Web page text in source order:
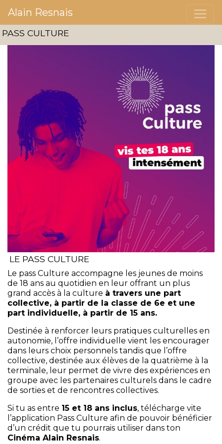
Alain Resnais
PASS CULTURE
LE PASS CULTURE
Le pass Culture accompagne les jeunes de moins
de 18 ans au quotidien en leur offrant un plus
grand accès à la culture à travers une part
collective, à partir de la classe de 6e et une
part individuelle, à partir de 15 ans.
Destinée à renforcer leurs pratiques culturelles en
autonomie, l’offre individuelle vient les encourager
dans leurs choix personnels tandis que l’offre
collective, destinée aux élèves de la quatrième à la
terminale, leur permet de vivre des expériences en
groupe avec les partenaires culturels dans le cadre
de sorties et de rencontres collectives.
Si tu as entre 15 et 18 ans inclus, télécharge vite
l’application Pass Culture afin de pouvoir bénéficier
d’un crédit que tu pourrais utiliser dans ton
Cinéma Alain Resnais.